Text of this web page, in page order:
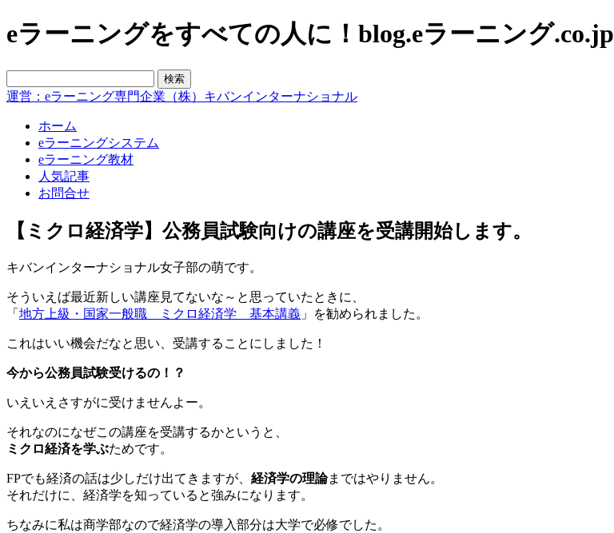
eラーニングをすべての人に！blog.eラーニング.co.jp
運営：eラーニング専門企業（株）キバンインターナショナル
ホーム
eラーニングシステム
eラーニング教材
人気記事
お問合せ
【ミクロ経済学】公務員試験向けの講座を受講開始します。
キバンインターナショナル女子部の萌です。
そういえば最近新しい講座見てないな～と思っていたときに、
「 地方上級・国家一般職 ミクロ経済学 基本講義 」を勧められました。
これはいい機会だなと思い、受講することにしました！
今から公務員試験受けるの！？
いえいえさすがに受けませんよー。
それなのになぜこの講座を受講するかというと、
ミクロ経済を学ぶためです。
FPでも経済の話は少しだけ出てきますが、 経済学の理論まではやりません。
それだけに、経済学を知っていると強みになります。
ちなみに私は商学部なので経済学の導入部分は大学で必修でした。